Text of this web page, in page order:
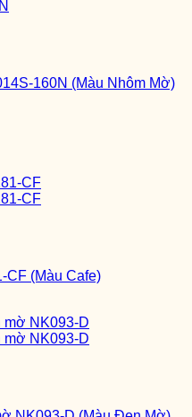
160N (Màu Nhôm Mờ)
CF (Màu Cafe)